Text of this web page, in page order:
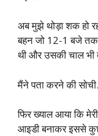
अब मुझे थोड़ा शक हो
बहन जो 12-1 बजे तक
थी और उसकी चाल भी
मैंने पता करने की सोची.
फिर ख्याल आया कि
आइडी बनाकर इससे